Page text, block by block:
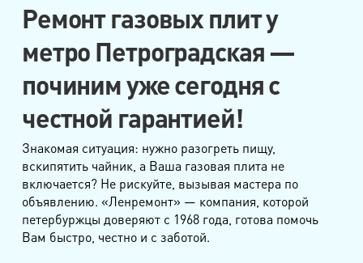
Ремонт газовых плит у
метро Петроградская —
починим уже сегодня с
честной гарантией!
Знакомая ситуация: нужно разогреть пищу,
вскипятить чайник, а Ваша газовая плита не
включается? Не рискуйте, вызывая мастера по
объявлению. «Ленремонт» — компания, которой
петербуржцы доверяют с 1968 года, готова помочь
Вам быстро, честно и с заботой.